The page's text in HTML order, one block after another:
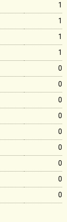
1
1
1
1
0
0
0
0
0
0
0
0
0